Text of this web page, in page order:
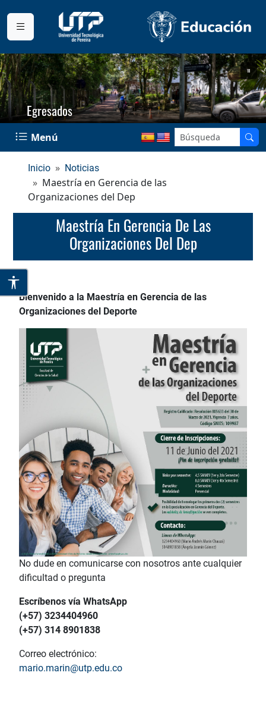
Egresados
Menú
Inicio Noticias
Maestría en Gerencia de las
Organizaciones del Dep
Maestría En Gerencia De Las
Organizaciones Del Dep
Bienvenido a la Maestría en Gerencia de las
Organizaciones del Deporte
No dude en comunicarse con nosotros ante cualquier
dificultad o pregunta
Escríbenos vía WhatsApp
(+57) 3234404960
(+57) 314 8901838
Correo electrónico:
mario.marin@utp.edu.co